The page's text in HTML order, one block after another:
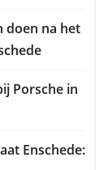
doen na het
Porsche in
Enschede: